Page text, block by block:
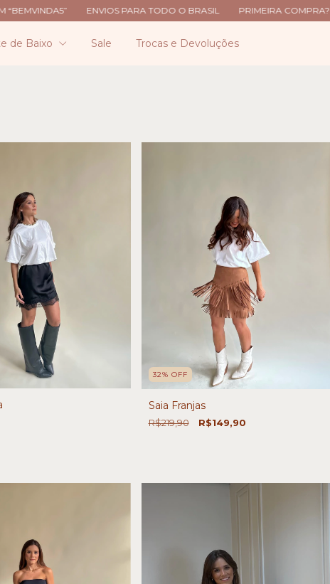
ENVIOS PARA TODO O BRASIL PRIMEIRA COMPRA? CUPOM
de Baixo Sale Trocas e Devoluções
32% OFF
Saia Franjas
R$219,90 R$149,90